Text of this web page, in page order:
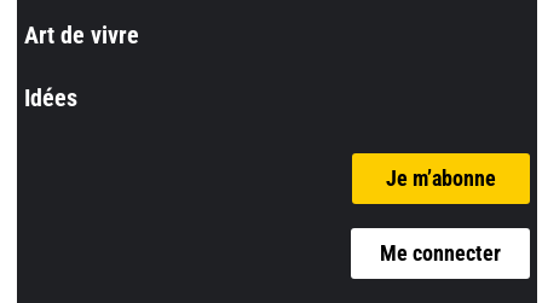
Art de vivre
Idées
Je m’abonne
Me connecter